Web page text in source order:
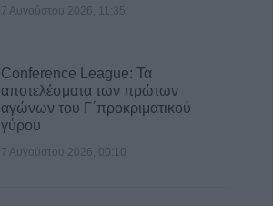
7 Αυγούστου 2026, 11:35
Conference League: Τα
αποτελέσματα των πρώτων
αγώνων του Γ΄προκριματικού
γύρου
7 Αυγούστου 2026, 00:10